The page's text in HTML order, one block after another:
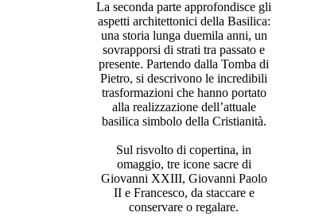
La seconda parte approfondisce gli
aspetti architettonici della Basilica:
una storia lunga duemila anni, un
sovrapporsi di strati tra passato e
presente. Partendo dalla Tomba di
Pietro, si descrivono le incredibili
trasformazioni che hanno portato
alla realizzazione dell’attuale
basilica simbolo della Cristianità.
Sul risvolto di copertina, in
omaggio, tre icone sacre di
Giovanni XXIII, Giovanni Paolo
II e Francesco, da staccare e
conservare o regalare.